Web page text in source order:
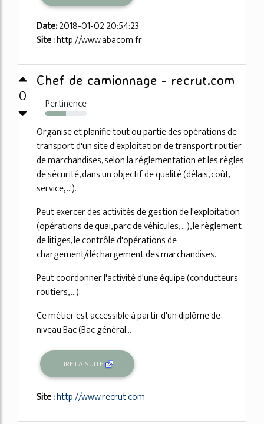
Date:2018-01-02 20:54:23
Site :http://www.abacom.fr
0
Chef de camionnage - recrut.com
Pertinence
50%
Organise et planifie tout ou partie des opérations de
transport d'un site d'exploitation de transport routier
de marchandises, selon la réglementation et les règles
de sécurité, dans un objectif de qualité (délais, coût,
service, ...).
Peut exercer des activités de gestion de l'exploitation
(opérations de quai, parc de véhicules, ...), le règlement
de litiges, le contrôle d'opérations de
chargement/déchargement des marchandises.
Peut coordonner l'activité d'une équipe (conducteurs
routiers, ...).
Ce métier est accessible à partir d'un diplôme de
niveau Bac (Bac général...
LIRE LA SUITE
Site :http://www.recrut.com